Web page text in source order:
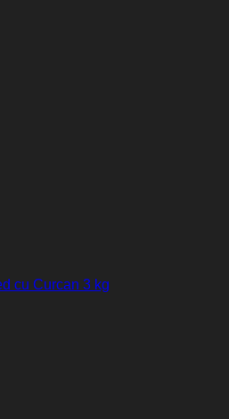
cu Curcan 3 kg